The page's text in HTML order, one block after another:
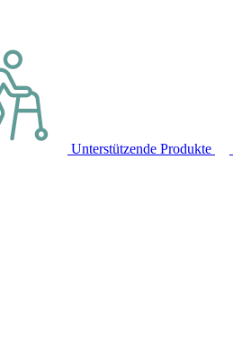
Unterstützende Produkte